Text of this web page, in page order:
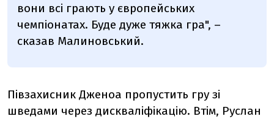
вони всі грають у європейських
чемпіонатах. Буде дуже тяжка гра", –
сказав Малиновський.
Півзахисник Дженоа пропустить гру зі
шведами через дискваліфікацію. Втім, Руслан